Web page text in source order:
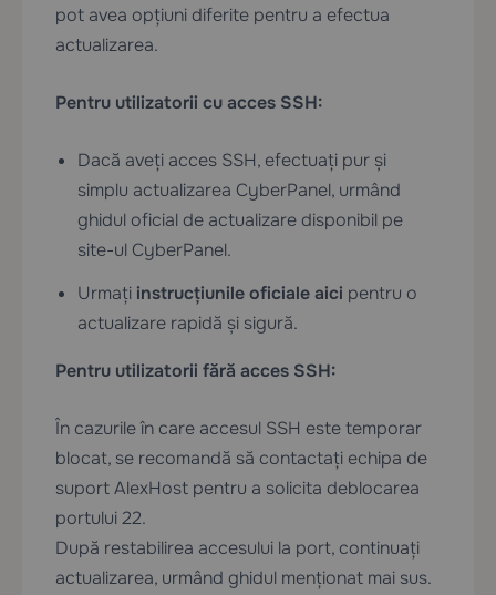
pot avea opțiuni diferite pentru a efectua
actualizarea.
Pentru utilizatorii cu acces SSH:
Dacă aveți acces SSH, efectuați pur și
simplu actualizarea CyberPanel, urmând
ghidul oficial de actualizare disponibil pe
site-ul CyberPanel.
Urmațiinstrucțiunile oficiale aici pentru o
actualizare rapidă și sigură.
Pentru utilizatorii fără acces SSH:
În cazurile în care accesul SSH este temporar
blocat, se recomandă să contactați echipa de
suport AlexHost pentru a solicita deblocarea
portului 22.
După restabilirea accesului la port, continuați
actualizarea, urmând ghidul menționat mai sus.